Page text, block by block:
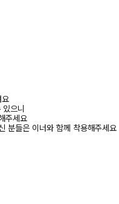
요
으니
주세요
분들은 이너와 함께 착용해주세요